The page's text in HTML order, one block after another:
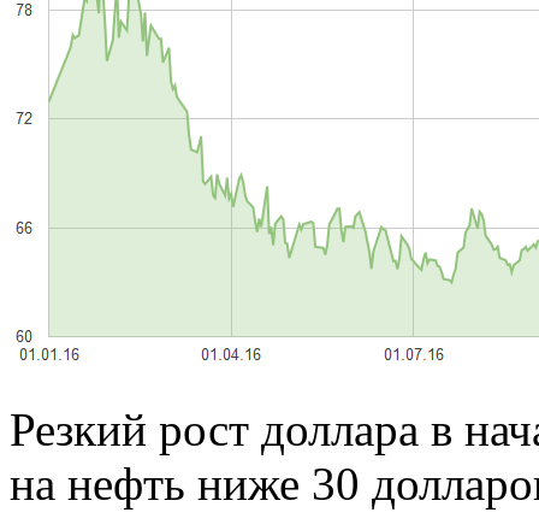
Резкий рост доллара в
на нефть ниже 30